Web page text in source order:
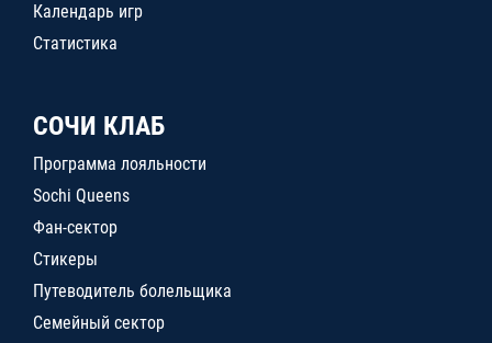
Календарь игр
Статистика
СОЧИ КЛАБ
Программа лояльности
Sochi Queens
Фан-сектор
Стикеры
Путеводитель болельщика
Семейный сектор